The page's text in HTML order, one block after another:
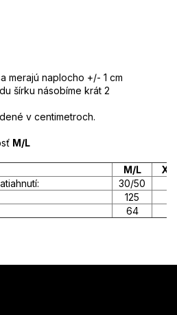
merajú naplocho +/- 1 cm
šírku násobíme krát 2
v centimetroch.
M/L
M/L
30/50
125
64